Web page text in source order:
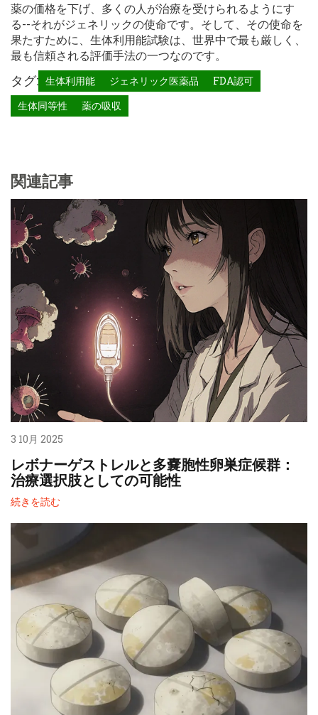
薬の価格を下げ、多くの人が治療を受けられるようにす
る--それがジェネリックの使命です。そして、その使命を
果たすために、生体利用能試験は、世界中で最も厳しく、
最も信頼される評価手法の一つなのです。
タグ: 生体利用能 ジェネリック医薬品
FDA認可
生体同等性
薬の吸収
関連記事
3 10月 2025
レボナーゲストレルと多嚢胞性卵巣症候群：
治療選択肢としての可能性
続きを読む